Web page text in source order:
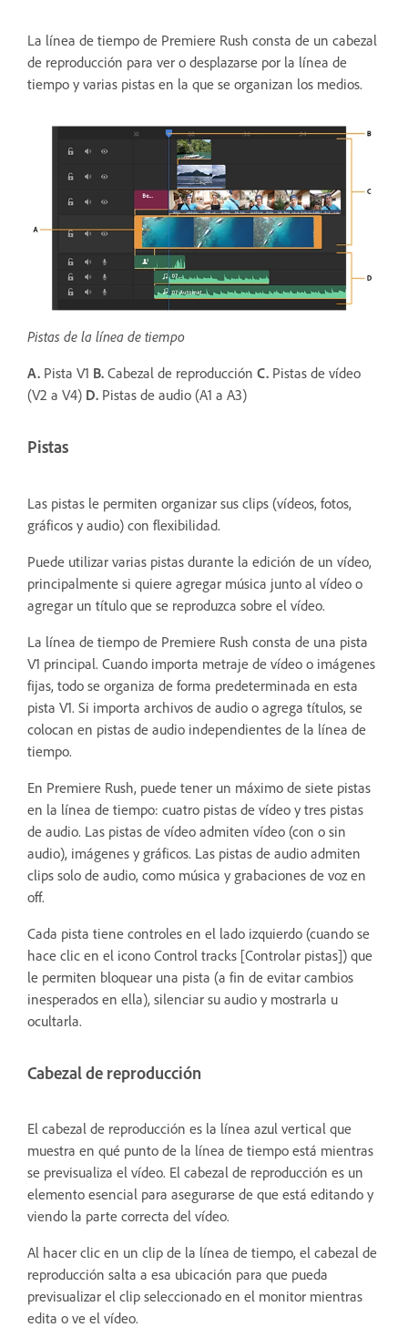
La línea de tiempo de Premiere Rush consta de un cabezal
de reproducción para ver o desplazarse por la línea de
tiempo y varias pistas en la que se organizan los medios.
Pistas de la línea de tiempo
A. Pista V1 B. Cabezal de reproducción C. Pistas de vídeo
(V2 a V4) D. Pistas de audio (A1 a A3)
Pistas
Las pistas le permiten organizar sus clips (vídeos, fotos,
gráficos y audio) con flexibilidad.
Puede utilizar varias pistas durante la edición de un vídeo,
principalmente si quiere agregar música junto al vídeo o
agregar un título que se reproduzca sobre el vídeo.
La línea de tiempo de Premiere Rush consta de una pista
V1 principal. Cuando importa metraje de vídeo o imágenes
fijas, todo se organiza de forma predeterminada en esta
pista V1. Si importa archivos de audio o agrega títulos, se
colocan en pistas de audio independientes de la línea de
tiempo.
En Premiere Rush, puede tener un máximo de siete pistas
en la línea de tiempo: cuatro pistas de vídeo y tres pistas
de audio. Las pistas de vídeo admiten vídeo (con o sin
audio), imágenes y gráficos. Las pistas de audio admiten
clips solo de audio, como música y grabaciones de voz en
off.
Cada pista tiene controles en el lado izquierdo (cuando se
hace clic en el icono Control tracks [Controlar pistas]) que
le permiten bloquear una pista (a fin de evitar cambios
inesperados en ella), silenciar su audio y mostrarla u
ocultarla.
Cabezal de reproducción
El cabezal de reproducción es la línea azul vertical que
muestra en qué punto de la línea de tiempo está mientras
se previsualiza el vídeo. El cabezal de reproducción es un
elemento esencial para asegurarse de que está editando y
viendo la parte correcta del vídeo.
Al hacer clic en un clip de la línea de tiempo, el cabezal de
reproducción salta a esa ubicación para que pueda
previsualizar el clip seleccionado en el monitor mientras
edita o ve el vídeo.